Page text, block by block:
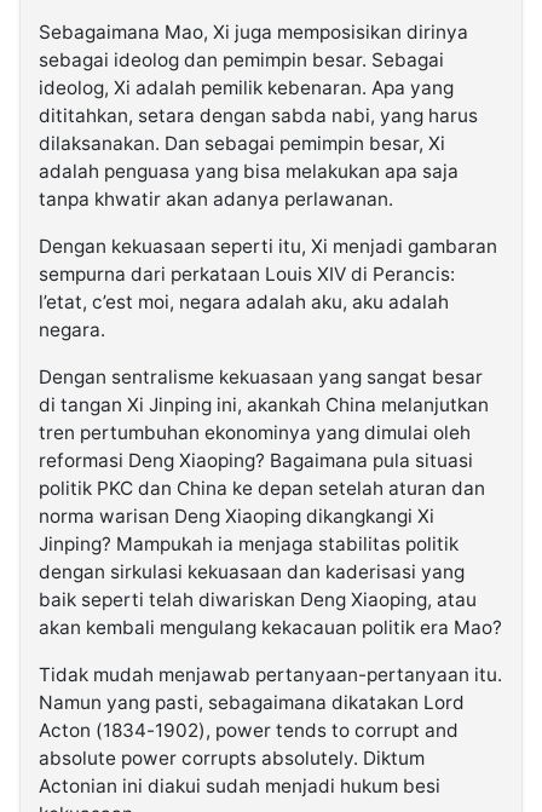
Sebagaimana Mao, Xi juga memposisikan dirinya
sebagai ideolog dan pemimpin besar. Sebagai
ideolog, Xi adalah pemilik kebenaran. Apa yang
dititahkan, setara dengan sabda nabi, yang harus
dilaksanakan. Dan sebagai pemimpin besar, Xi
adalah penguasa yang bisa melakukan apa saja
tanpa khwatir akan adanya perlawanan.
Dengan kekuasaan seperti itu, Xi menjadi gambaran
sempurna dari perkataan Louis XIV di Perancis:
l’etat, c’est moi, negara adalah aku, aku adalah
negara.
Dengan sentralisme kekuasaan yang sangat besar
di tangan Xi Jinping ini, akankah China melanjutkan
tren pertumbuhan ekonominya yang dimulai oleh
reformasi Deng Xiaoping? Bagaimana pula situasi
politik PKC dan China ke depan setelah aturan dan
norma warisan Deng Xiaoping dikangkangi Xi
Jinping? Mampukah ia menjaga stabilitas politik
dengan sirkulasi kekuasaan dan kaderisasi yang
baik seperti telah diwariskan Deng Xiaoping, atau
akan kembali mengulang kekacauan politik era Mao?
Tidak mudah menjawab pertanyaan-pertanyaan itu.
Namun yang pasti, sebagaimana dikatakan Lord
Acton (1834-1902), power tends to corrupt and
absolute power corrupts absolutely. Diktum
Actonian ini diakui sudah menjadi hukum besi